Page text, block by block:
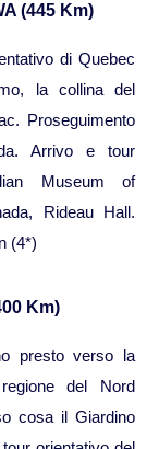
(445 Km)
di Quebec
la collina del
Proseguimento
Arrivo e tour
Museum of
Rideau Hall.
(4*)
Km)
presto verso la
del Nord
cosa il Giardino